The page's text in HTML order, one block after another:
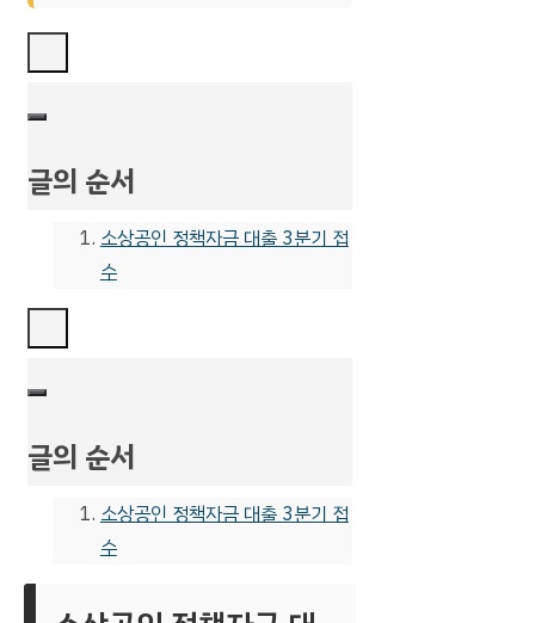
글의 순서
소상공인 정책자금 대출 3분기 접
수
글의 순서
소상공인 정책자금 대출 3분기 접
수